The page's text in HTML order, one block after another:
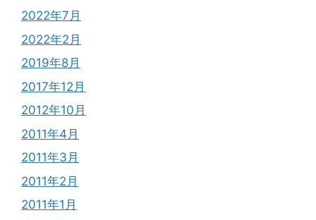
2022年7月
2022年2月
2019年8月
2017年12月
2012年10月
2011年4月
2011年3月
2011年2月
2011年1月